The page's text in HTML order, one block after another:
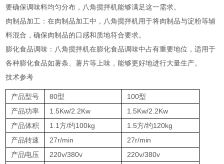
要确保调味料均匀分布，八角搅拌机能够满足这一需求‌。
‌肉制品加工‌：在肉制品加工中，八角搅拌机用于将肉制品与淀粉等辅
料混合，确保肉制品的口感和质地符合要求‌。
‌膨化食品调味‌：八角搅拌机在膨化食品调味中占有重要地位，适用于
各种膨化食品如薯条、薯片等上味，能够更好地进行大量生产‌。
技术参考
产品型号 80型
100型
产品功率
1.5Kw/2.2Kw
1.5Kw/2.2Kw
产品体积
1.1方/约100kg
1.5方/约120kg
产品转速
27r/min
27r/min
产品电压
220v/380v
220v/380v